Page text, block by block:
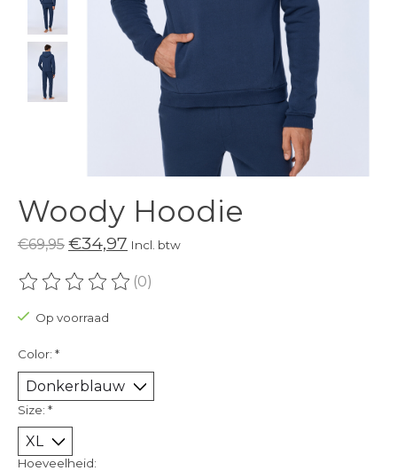
Woody Hoodie
€69,95 €34,97 Incl. btw
De beoordeling van dit product is
(0)
Op voorraad
Color: *
Size: *
Hoeveelheid: